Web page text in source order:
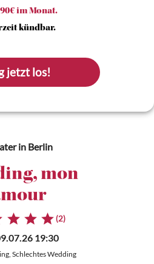
im Monat.
kündbar.
jetzt los!
in Berlin
mon
(2)
19:30
Schlechtes Wedding